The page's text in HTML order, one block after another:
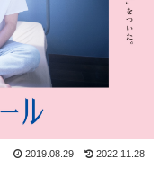
2019.08.29 2022.11.28